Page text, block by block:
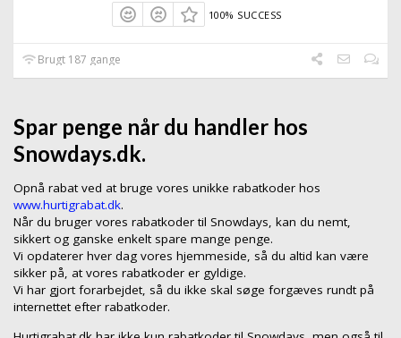
100% SUCCESS
Brugt 187 gange
Spar penge når du handler hos
Snowdays.dk.
Opnå rabat ved at bruge vores unikke rabatkoder hos
www.hurtigrabat.dk.
Når du bruger vores rabatkoder til Snowdays, kan du nemt,
sikkert og ganske enkelt spare mange penge.
Vi opdaterer hver dag vores hjemmeside, så du altid kan være
sikker på, at vores rabatkoder er gyldige.
Vi har gjort forarbejdet, så du ikke skal søge forgæves rundt på
internettet efter rabatkoder.